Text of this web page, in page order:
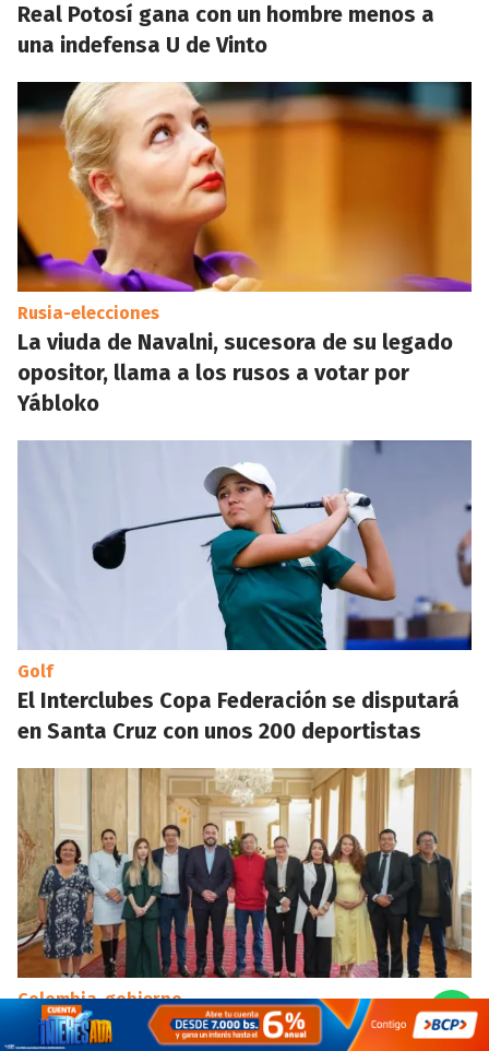
Real Potosí gana con un hombre menos a
una indefensa U de Vinto
Rusia-elecciones
La viuda de Navalni, sucesora de su legado
opositor, llama a los rusos a votar por
Yábloko
Golf
El Interclubes Copa Federación se disputará
en Santa Cruz con unos 200 deportistas
Colombia-gobierno
Petro se despide tras la primera experiencia